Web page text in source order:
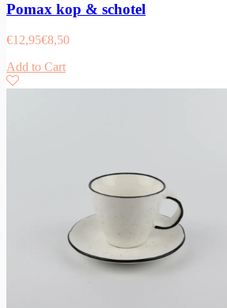
Pomax kop & schotel
€12,95€8,50
Add to Cart